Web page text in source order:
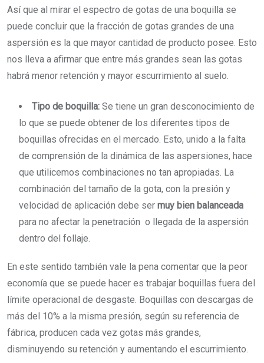
Así que al mirar el espectro de gotas de una boquilla se
puede concluir que la fracción de gotas grandes de una
aspersión es la que mayor cantidad de producto posee. Esto
nos lleva a afirmar que entre más grandes sean las gotas
habrá menor retención y mayor escurrimiento al suelo.
Tipo de boquilla: Se tiene un gran desconocimiento de
lo que se puede obtener de los diferentes tipos de
boquillas ofrecidas en el mercado. Esto, unido a la falta
de comprensión de la dinámica de las aspersiones, hace
que utilicemos combinaciones no tan apropiadas. La
combinación del tamaño de la gota, con la presión y
velocidad de aplicación debe ser muy bien balanceada
para no afectar la penetración o llegada de la aspersión
dentro del follaje.
En este sentido también vale la pena comentar que la peor
economía que se puede hacer es trabajar boquillas fuera del
límite operacional de desgaste. Boquillas con descargas de
más del 10% a la misma presión, según su referencia de
fábrica, producen cada vez gotas más grandes,
disminuyendo su retención y aumentando el escurrimiento.